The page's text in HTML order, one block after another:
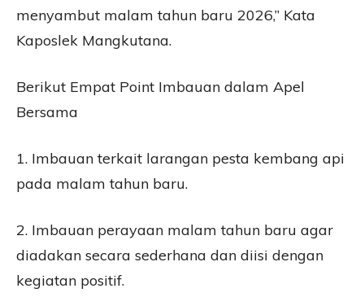
menyambut malam tahun baru 2026,” Kata
Kaposlek Mangkutana.
Berikut Empat Point Imbauan dalam Apel
Bersama
1. Imbauan terkait larangan pesta kembang api
pada malam tahun baru.
2. Imbauan perayaan malam tahun baru agar
diadakan secara sederhana dan diisi dengan
kegiatan positif.